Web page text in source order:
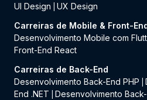
UI Design
UX Design
Carreiras de Mobile & Front-
Desenvolvimento Mobile com
Front-End React
Carreiras de Back-End
Desenvolvimento Back-End PHP
End .NET
Desenvolvimento